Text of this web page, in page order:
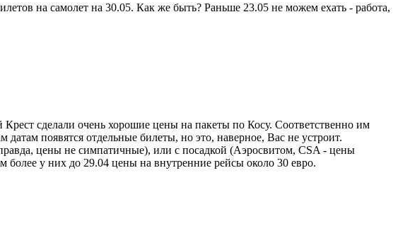
на самолет на 30.05. Как же быть? Раньше 23.05 не можем ехать - работа,
сделали очень хорошие цены на пакеты по Косу. Соответственно им
появятся отдельные билеты, но это, наверное, Вас не устроит.
цены не симпатичные), или с посадкой (Аэросвитом, CSA - цены
у них до 29.04 цены на внутренние рейсы около 30 евро.